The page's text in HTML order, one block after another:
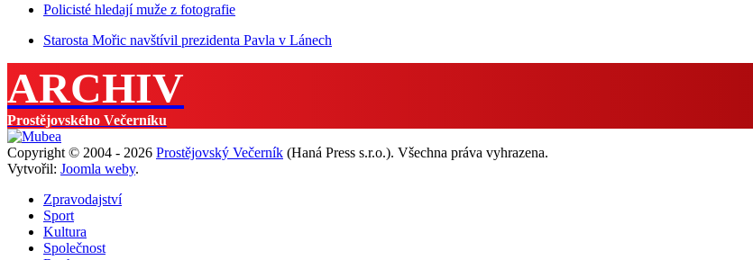
Policisté hledají muže z fotografie
Starosta Mořic navštívil prezidenta Pavla v Lánech
ARCHIV
Prostějovského Večerníku
Copyright © 2004 - 2026 Prostějovský Večerník (Haná Press s.r.o.). Všechna práva vyhrazena.
Vytvořil: Joomla weby.
Zpravodajství
Sport
Kultura
Společnost